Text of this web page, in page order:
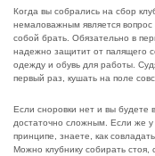
Когда вы собрались на сбор
немаловажным является вопрос
собой брать. Обязательно в
надежно защитит от палящего
одежду и обувь для работы.
первый раз, кушать на поле
Если сноровки нет и вы будете
достаточно сложным. Если же
принципе, знаете, как
Можно клубнику собирать стоя,